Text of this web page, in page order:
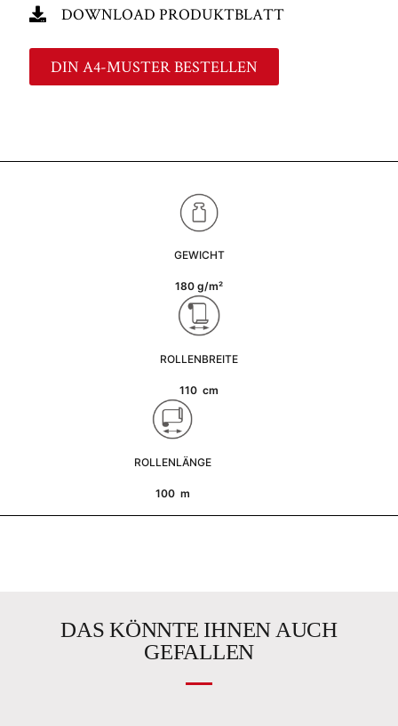
DOWNLOAD PRODUKTBLATT
DIN A4-MUSTER BESTELLEN
GEWICHT
180 g/m²
ROLLENBREITE
110 cm
ROLLENLÄNGE
100 m
DAS KÖNNTE IHNEN AUCH
GEFALLEN